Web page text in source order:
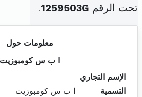
تحت الرقم 1259503G
.
معلومات حول
ا ب س كومبوزيت
الإسم التجاري
التسمية
ا ب س كومبوزيت